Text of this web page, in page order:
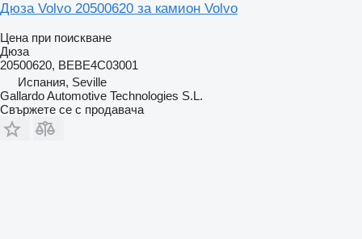
Дюза Volvo 20500620 за камион Volvo
Цена при поискване
Дюза
20500620, BEBE4C03001
Испания, Seville
Gallardo Automotive Technologies S.L.
Свържете се с продавача